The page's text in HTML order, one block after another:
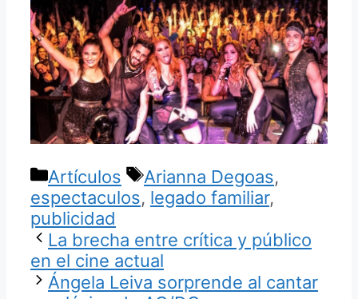
Categorías
Artículos Etiquetas
Arianna Degoas,
espectaculos, legado familiar,
publicidad
La brecha entre crítica y público
en el cine actual
Ángela Leiva sorprende al cantar